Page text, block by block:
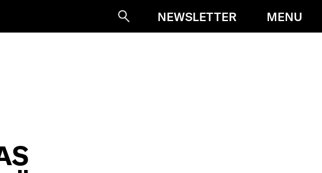
SucheNEWSLETTER MENU